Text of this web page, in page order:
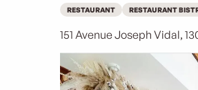
RESTAURANT RESTAURANT
151 Avenue Joseph Vidal,